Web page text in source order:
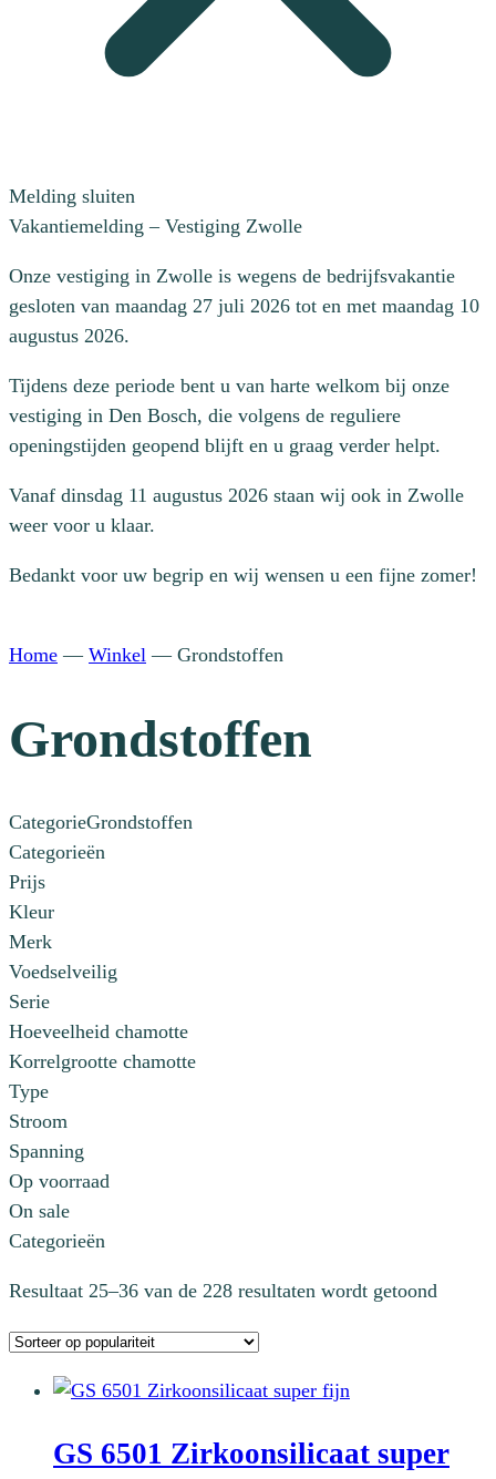
Melding sluiten
Vakantiemelding – Vestiging Zwolle
Onze vestiging in Zwolle is wegens de bedrijfsvakantie
gesloten van maandag 27 juli 2026 tot en met maandag 10
augustus 2026.
Tijdens deze periode bent u van harte welkom bij onze
vestiging in Den Bosch, die volgens de reguliere
openingstijden geopend blijft en u graag verder helpt.
Vanaf dinsdag 11 augustus 2026 staan wij ook in Zwolle
weer voor u klaar.
Bedankt voor uw begrip en wij wensen u een fijne zomer!
Home — Winkel — Grondstoffen
Grondstoffen
CategorieGrondstoffen
Categorieën
Prijs
Kleur
Merk
Voedselveilig
Serie
Hoeveelheid chamotte
Korrelgrootte chamotte
Type
Stroom
Spanning
Op voorraad
On sale
Categorieën
Resultaat 25–36 van de 228 resultaten wordt getoond
GS 6501 Zirkoonsilicaat super